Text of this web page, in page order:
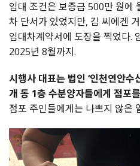
임대 조건은 보증금 500만 원에
차 단서가 있었지만, 김 씨에겐
임대차계약서에 도장을 찍었다.
2025년 8월까지.
시행사 대표는 법인 ‘인천연안수
개 동 1층 수분양자들에게 점포
점포 주인들에게는 나쁘지 않은